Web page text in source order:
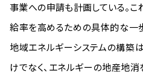
事業への申請も計画している。
給率を高めるための具体的な一
地域エネルギーシステムの構築
けでなく、エネルギーの地産地